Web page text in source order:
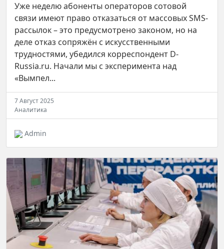
Уже неделю абоненты операторов сотовой
связи имеют право отказаться от массовых SMS-
рассылок – это предусмотрено законом, но на
деле отказ сопряжён с искусственными
трудностями, убедился корреспондент D-
Russia.ru. Начали мы с эксперимента над
«Вымпел...
7 Август 2025
Аналитика
Admin